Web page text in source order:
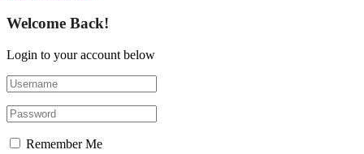
Welcome Back!
Login to your account below
Remember Me